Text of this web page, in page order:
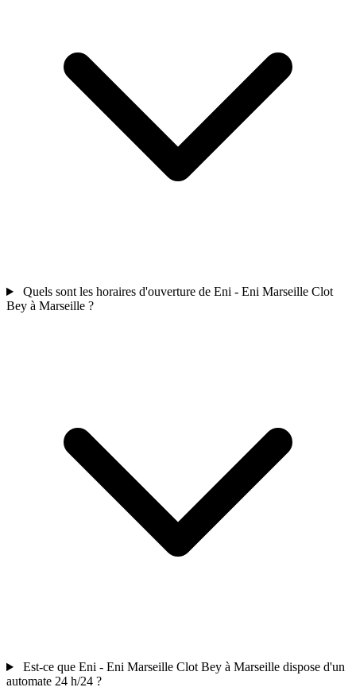
Quels sont les horaires d'ouverture de Eni - Eni Marseille Clot
Bey à Marseille ?
Est-ce que Eni - Eni Marseille Clot Bey à Marseille dispose d'un
automate 24 h/24 ?